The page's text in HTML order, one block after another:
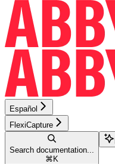
Español
FlexiCapture
Search documentation...
⌘ K